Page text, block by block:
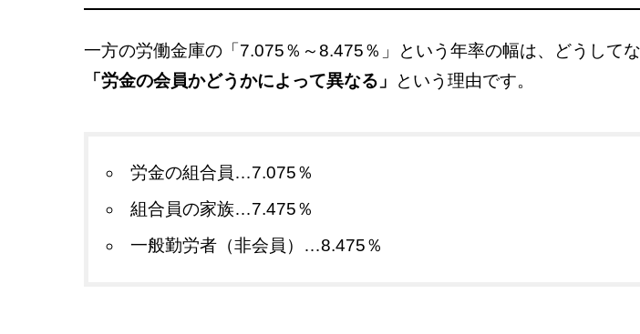
一方の労働金庫の「7.075％～8.475％」という年率の幅は、どうしてな
「労金の会員かどうかによって異なる」
という理由です。
労金の組合員…7.075％
組合員の家族…7.475％
一般勤労者（非会員）…8.475％